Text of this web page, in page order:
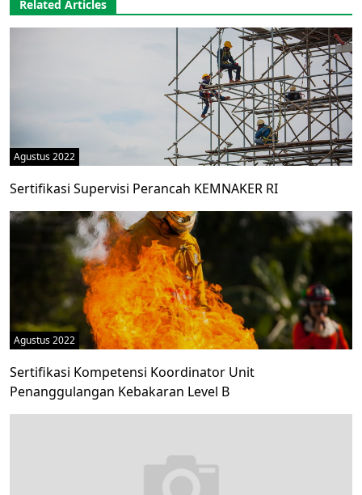
Related Articles
Agustus 2022
Sertifikasi Supervisi Perancah KEMNAKER RI
Agustus 2022
Sertifikasi Kompetensi Koordinator Unit
Penanggulangan Kebakaran Level B